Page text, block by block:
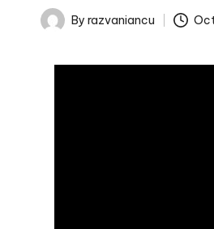
PostedBy razvaniancu